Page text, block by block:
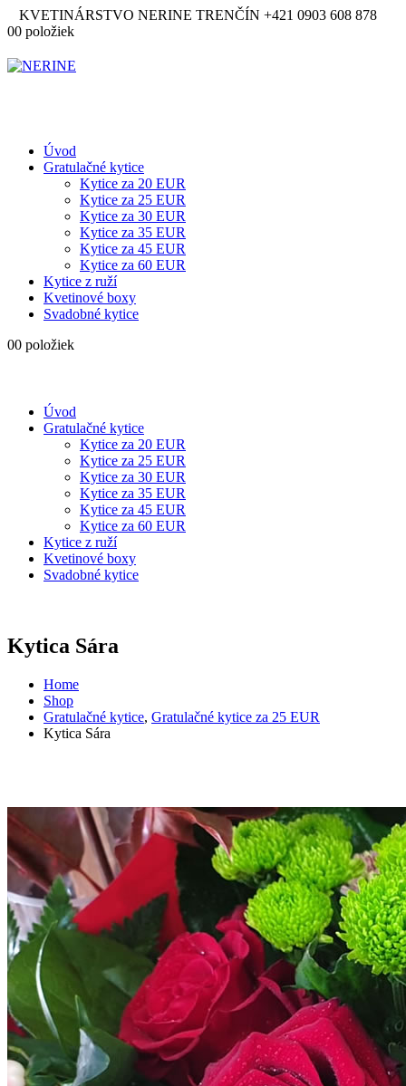
KVETINÁRSTVO NERINE TRENČÍN +421 0903 608 878
00 položiek
Úvod
Gratulačné kytice
Kytice za 20 EUR
Kytice za 25 EUR
Kytice za 30 EUR
Kytice za 35 EUR
Kytice za 45 EUR
Kytice za 60 EUR
Kytice z ruží
Kvetinové boxy
Svadobné kytice
00 položiek
Úvod
Gratulačné kytice
Kytice za 20 EUR
Kytice za 25 EUR
Kytice za 30 EUR
Kytice za 35 EUR
Kytice za 45 EUR
Kytice za 60 EUR
Kytice z ruží
Kvetinové boxy
Svadobné kytice
Kytica Sára
Home
Shop
Gratulačné kytice, Gratulačné kytice za 25 EUR
Kytica Sára